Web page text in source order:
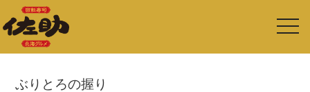
ぶりとろの握り